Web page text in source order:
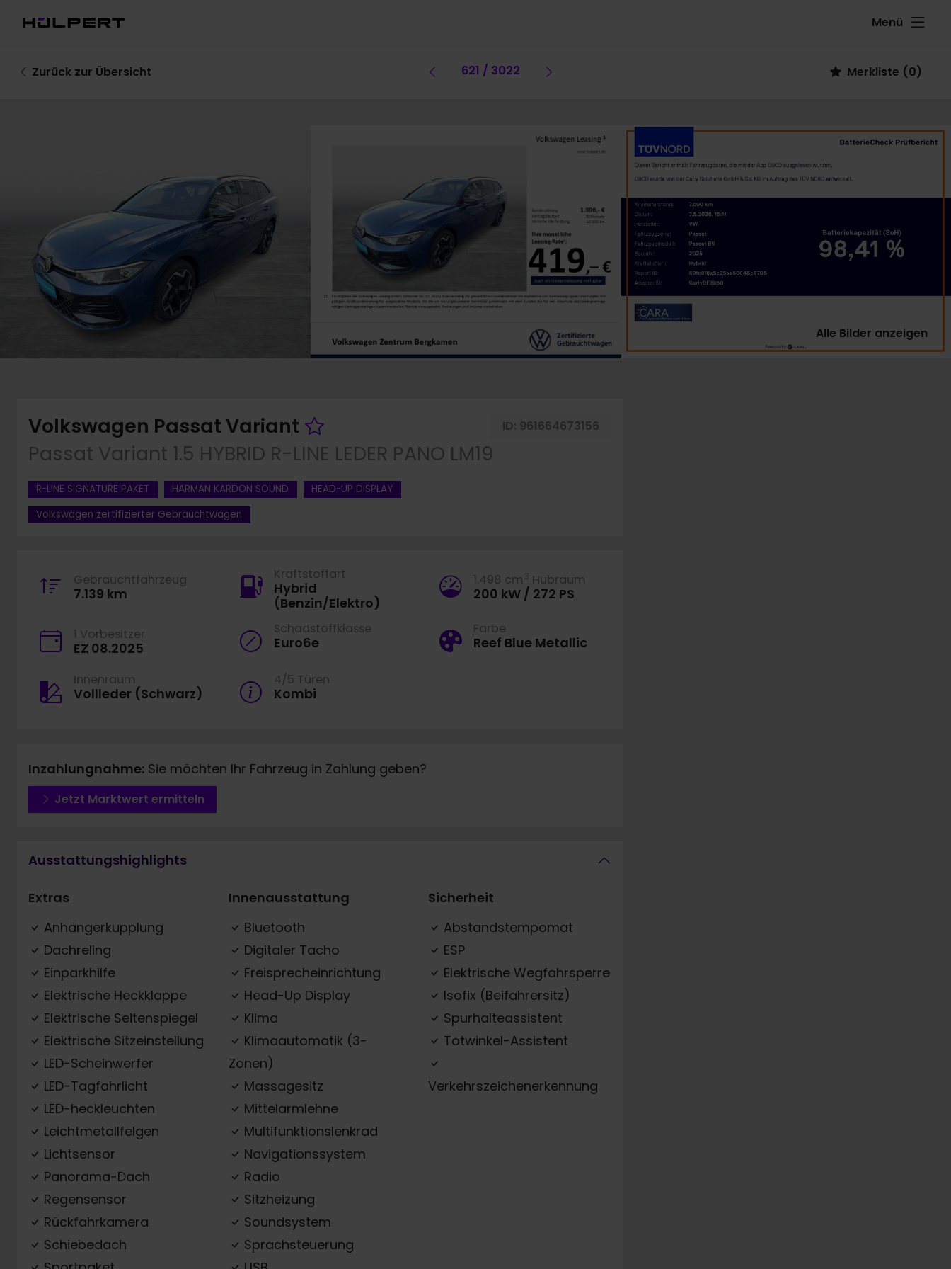
Menü
Zurück zur Übersicht Vorheriges Fahrzeug
621 / 3022 Merkliste (0)
Alle Bilder anzeigen
Volkswagen Passat Variant Fahrzeug merken ID: 961664673156
Passat Variant 1.5 HYBRID R-LINE LEDER PANO LM19
R-LINE SIGNATURE PAKET HARMAN KARDON SOUND
HEAD-UP DISPLAY
Volkswagen zertifizierter Gebrauchtwagen
Gebrauchtfahrzeug
7.139 km
Kraftstoffart
Hybrid
(Benzin/Elektro)
1.498 cm 3 Hubraum
200 kW / 272 PS
1 Vorbesitzer
EZ 08.2025
Schadstoffklasse
Euro6e
Farbe
Reef Blue Metallic
Innenraum
Vollleder (Schwarz)
4/5 Türen
Kombi
Inzahlungnahme: Sie möchten Ihr Fahrzeug in Zahlung geben?
Jetzt Marktwert ermitteln
Ausstattungshighlights
Extras
Anhängerkupplung
Dachreling
Einparkhilfe
Elektrische Heckklappe
Elektrische Seitenspiegel
Elektrische Sitzeinstellung
LED-Scheinwerfer
LED-Tagfahrlicht
LED-heckleuchten
Leichtmetallfelgen
Lichtsensor
Panorama-Dach
Regensensor
Rückfahrkamera
Schiebedach
Innenausstattung
Bluetooth
Digitaler Tacho
Freisprecheinrichtung
Head-Up Display
Klima
Klimaautomatik (3-
Zonen)
Massagesitz
Mittelarmlehne
Multifunktionslenkrad
Navigationssystem
Radio
Sitzheizung
Soundsystem
Sprachsteuerung
Sicherheit
Abstandstempomat
ESP
Elektrische Wegfahrsperre
Isofix (Beifahrersitz)
Spurhalteassistent
Totwinkel-Assistent
Verkehrszeichenerkennung